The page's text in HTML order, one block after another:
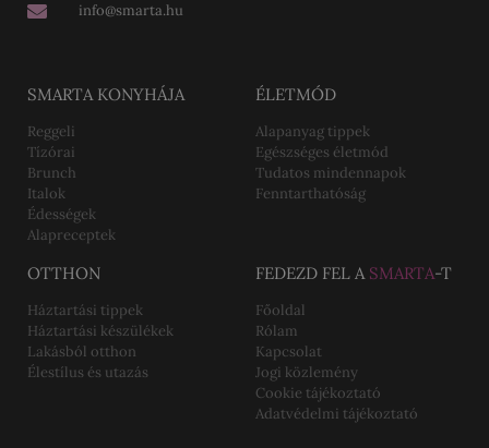
info@smarta.hu
SMARTA KONYHÁJA
Reggeli
Tízórai
Brunch
Italok
Édességek
Alapreceptek
ÉLETMÓD
Alapanyag tippek
Egészséges életmód
Tudatos mindennapok
Fenntarthatóság
OTTHON
Háztartási tippek
Háztartási készülékek
Lakásból otthon
Élestílus és utazás
FEDEZD FEL A SMARTA-T
Főoldal
Rólam
Kapcsolat
Jogi közlemény
Cookie tájékoztató
Adatvédelmi tájékoztató